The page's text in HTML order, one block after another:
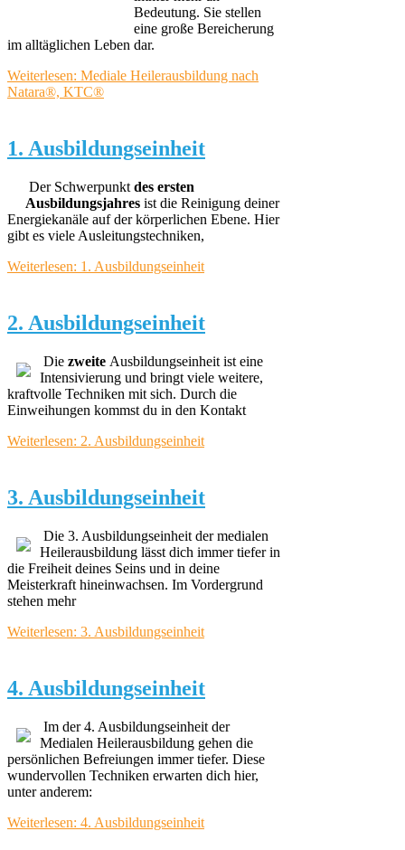
Bedeutung. Sie stellen
eine große Bereicherung
im alltäglichen Leben dar.
Weiterlesen: Mediale Heilerausbildung nach
Natara®, KTC®
1. Ausbildungseinheit
Der Schwerpunkt des ersten
Ausbildungsjahres ist die Reinigung deiner
Energiekanäle auf der körperlichen Ebene. Hier
gibt es viele Ausleitungstechniken,
Weiterlesen: 1. Ausbildungseinheit
2. Ausbildungseinheit
Die zweite Ausbildungseinheit ist eine
Intensivierung und bringt viele weitere,
kraftvolle Techniken mit sich. Durch die
Einweihungen kommst du in den Kontakt
Weiterlesen: 2. Ausbildungseinheit
3. Ausbildungseinheit
Die 3. Ausbildungseinheit der medialen
Heilerausbildung lässt dich immer tiefer in
die Freiheit deines Seins und in deine
Meisterkraft hineinwachsen. Im Vordergrund
stehen mehr
Weiterlesen: 3. Ausbildungseinheit
4. Ausbildungseinheit
Im der 4. Ausbildungseinheit der
Medialen Heilerausbildung gehen die
persönlichen Befreiungen immer tiefer. Diese
wundervollen Techniken erwarten dich hier,
unter anderem:
Weiterlesen: 4. Ausbildungseinheit